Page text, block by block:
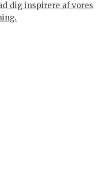
dig inspirere af vores